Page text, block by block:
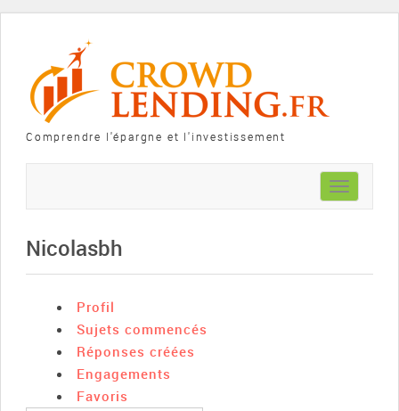
Comprendre l'épargne et l'investissement
Toggle
navigation
Nicolasbh
Profil
Sujets commencés
Réponses créées
Engagements
Favoris